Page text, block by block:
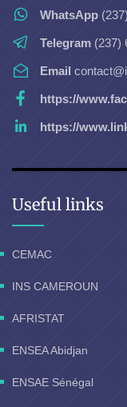
WhatsApp
Telegram (237)
Email
https://
https://
Useful links
CEMAC
INS CAMEROUN
AFRISTAT
ENSEA Abidjan
ENSAE Sénégal